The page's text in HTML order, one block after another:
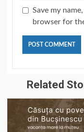
Save my
browser for
Related